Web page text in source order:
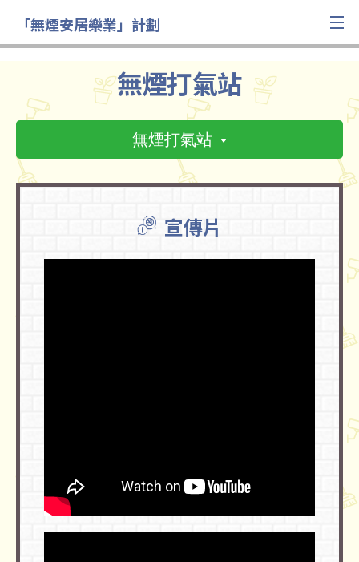
「無煙安居樂業」計劃
無煙打氣站
無煙打氣站
宣傳片